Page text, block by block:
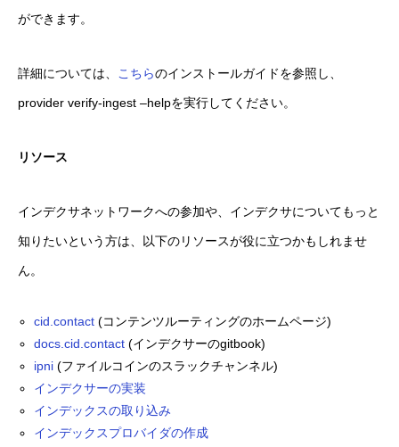
ができます。
詳細については、 こちらのインストールガイドを参照し、
provider verify-ingest –helpを実行してください。
リソース
インデクサネットワークへの参加や、インデクサについてもっと
知りたいという方は、以下のリソースが役に立つかもしれませ
ん。
cid.contact (コンテンツルーティングのホームページ)
docs.cid.contact (インデクサーのgitbook)
ipni (ファイルコインのスラックチャンネル)
インデクサーの実装
インデックスの取り込み
インデックスプロバイダの作成